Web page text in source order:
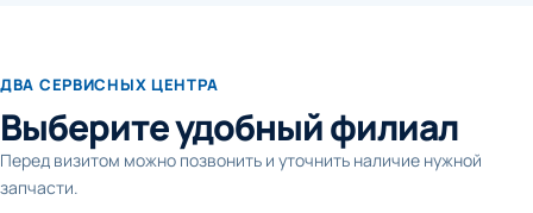
ДВА СЕРВИСНЫХ ЦЕНТРА
Выберите удобный филиал
Перед визитом можно позвонить и уточнить наличие нужной
запчасти.